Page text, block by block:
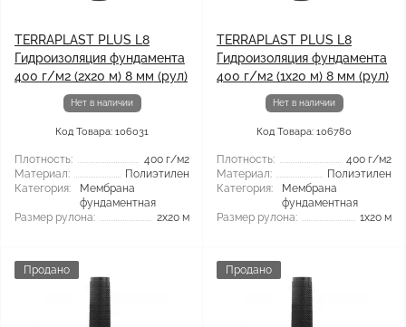
TERRAPLAST PLUS L8
Гидроизоляция фундамента
400 г/м2 (2x20 м) 8 мм (рул)
Нет в наличии
Код Товара: 106031
Плотность:
400 г/м2
Материал:
Полиэтилен
Категория:
Мембрана
фундаментная
Размер рулона:
2x20 м
TERRAPLAST PLUS L8
Гидроизоляция фундамента
400 г/м2 (1x20 м) 8 мм (рул)
Нет в наличии
Код Товара: 106780
Плотность:
400 г/м2
Материал:
Полиэтилен
Категория:
Мембрана
фундаментная
Размер рулона:
1x20 м
Продано Продано